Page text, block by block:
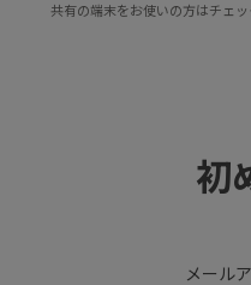
共有の端末をお使いの方はチェ
初
メール